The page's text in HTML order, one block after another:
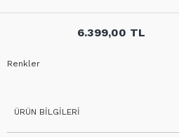
6.399,00 TL
Renkler
ÜRÜN BILGILERI